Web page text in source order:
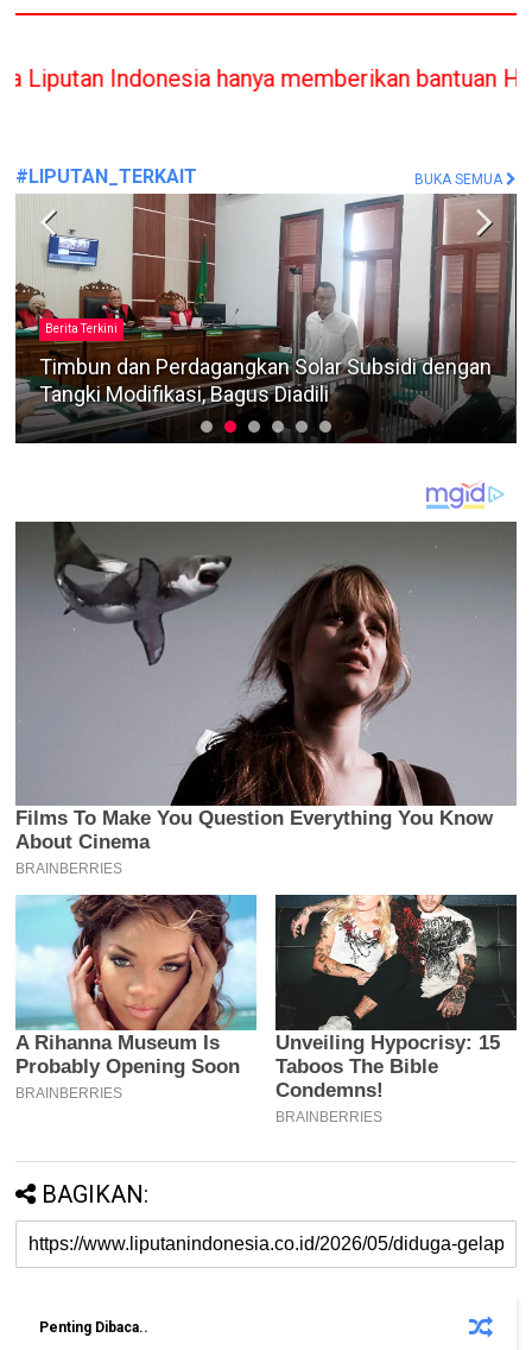
hanya memberikan bantuan Hukum
#LIPUTAN_TERKAIT BUKA SEMUA
Berita Terkini
Ada Marketplace di PLN Mobile! Petugas PLN
Tandes Jelaskan Manfaatnya Untuk Pelanggan
BAGIKAN:
Penting Dibaca..